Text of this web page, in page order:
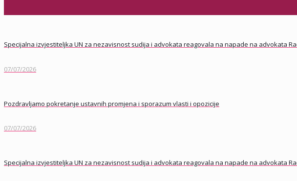
Specijalna izvjestiteljka UN za nezavisnost sudija i advokata reagovala na napade na advokata
07/07/2026
Pozdravljamo pokretanje ustavnih promjena i sporazum vlasti i opozicije
07/07/2026
Specijalna izvjestiteljka UN za nezavisnost sudija i advokata reagovala na napade na advokata